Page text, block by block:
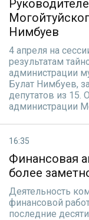
Нимбуев
4 апреля на
результатам
администрации
Булат Нимбуев,
депутатов из 15.
администрации
16:35
Финансовая
более
Деятельность
финансовой
последние